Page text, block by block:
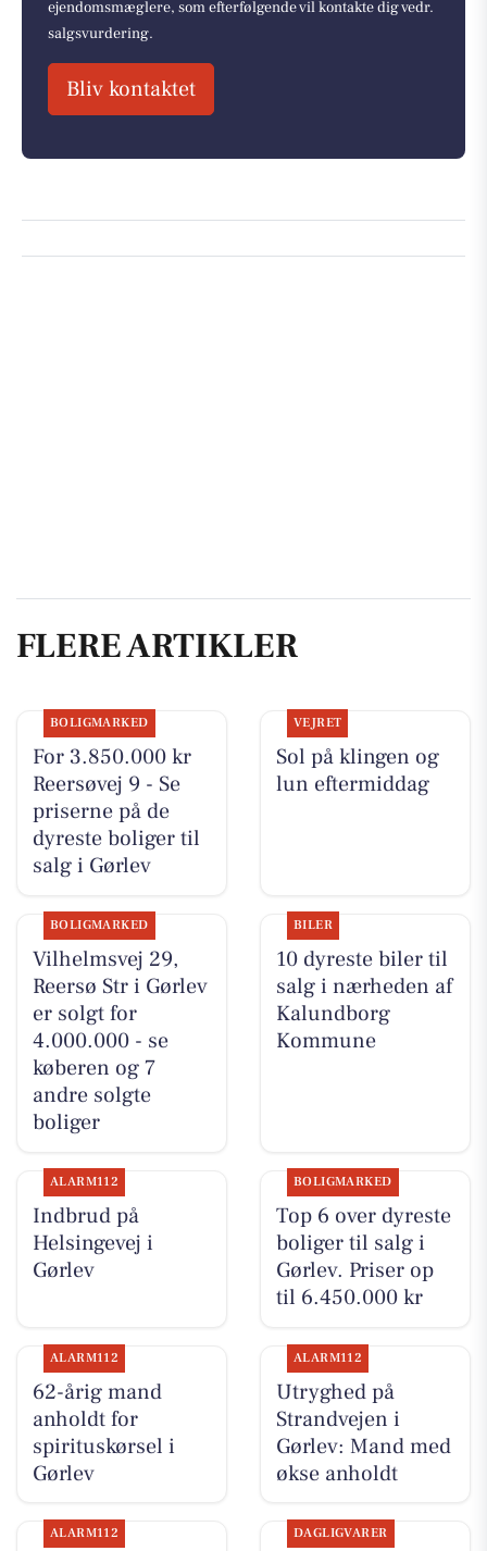
ejendomsmæglere, som efterfølgende vil kontakte dig vedr.
salgsvurdering.
Bliv kontaktet
FLERE ARTIKLER
BOLIGMARKED
For 3.850.000 kr
Reersøvej 9 - Se
priserne på de
dyreste boliger til
salg i Gørlev
VEJRET
Sol på klingen og
lun eftermiddag
BOLIGMARKED
Vilhelmsvej 29,
Reersø Str i Gørlev
er solgt for
4.000.000 - se
køberen og 7
andre solgte
boliger
BILER
10 dyreste biler til
salg i nærheden af
Kalundborg
Kommune
ALARM112
Indbrud på
Helsingevej i
Gørlev
BOLIGMARKED
Top 6 over dyreste
boliger til salg i
Gørlev. Priser op
til 6.450.000 kr
ALARM112
62-årig mand
anholdt for
spirituskørsel i
Gørlev
ALARM112
Utryghed på
Strandvejen i
Gørlev: Mand med
økse anholdt
ALARM112 DAGLIGVARER